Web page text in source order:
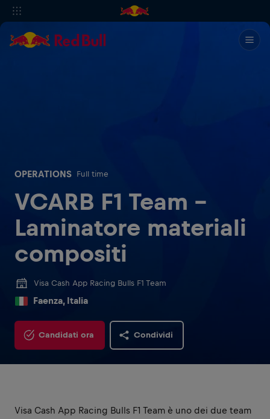
OPERATIONS Full time
VCARB F1 Team -
Laminatore materiali
compositi
Visa Cash App Racing Bulls F1 Team
Faenza, Italia
Candidati ora Condividi
Visa Cash App Racing Bulls F1 Team è uno dei due team